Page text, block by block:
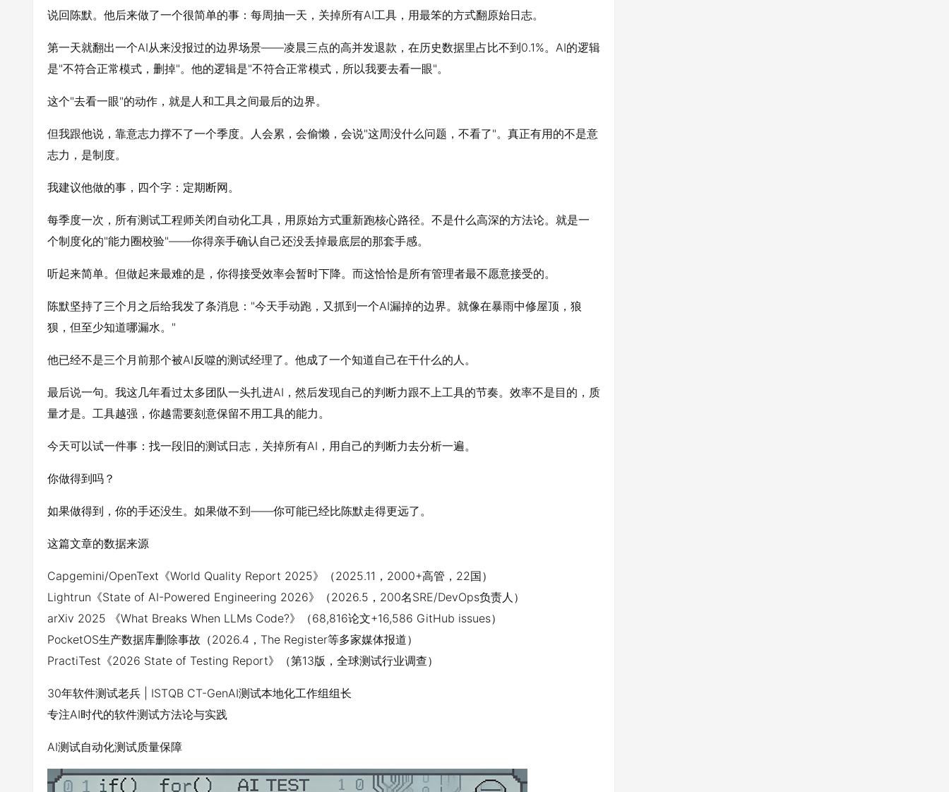
说回陈默。他后来做了一个很简单的事：每周抽一天，关掉所有AI工具，用最笨的方式翻原始日志。
第一天就翻出一个AI从来没报过的边界场景——凌晨三点的高并发退款，在历史数据里占比不到0.1%。AI的逻辑
是"不符合正常模式，删掉"。他的逻辑是"不符合正常模式，所以我要去看一眼"。
这个"去看一眼"的动作，就是人和工具之间最后的边界。
但我跟他说，靠意志力撑不了一个季度。人会累，会偷懒，会说"这周没什么问题，不看了"。真正有用的不是意
志力，是制度。
我建议他做的事，四个字：定期断网。
每季度一次，所有测试工程师关闭自动化工具，用原始方式重新跑核心路径。不是什么高深的方法论。就是一
个制度化的"能力圈校验"——你得亲手确认自己还没丢掉最底层的那套手感。
听起来简单。但做起来最难的是，你得接受效率会暂时下降。而这恰恰是所有管理者最不愿意接受的。
陈默坚持了三个月之后给我发了条消息："今天手动跑，又抓到一个AI漏掉的边界。就像在暴雨中修屋顶，狼
狈，但至少知道哪漏水。"
他已经不是三个月前那个被AI反噬的测试经理了。他成了一个知道自己在干什么的人。
最后说一句。我这几年看过太多团队一头扎进AI，然后发现自己的判断力跟不上工具的节奏。效率不是目的，质
量才是。工具越强，你越需要刻意保留不用工具的能力。
今天可以试一件事：找一段旧的测试日志，关掉所有AI，用自己的判断力去分析一遍。
你做得到吗？
如果做得到，你的手还没生。如果做不到——你可能已经比陈默走得更远了。
这篇文章的数据来源
Capgemini/OpenText《World Quality Report 2025》（2025.11，2000+高管，22国）
Lightrun《State of AI-Powered Engineering 2026》（2026.5，200名SRE/DevOps负责人）
arXiv 2025 《What Breaks When LLMs Code?》（68,816论文+16,586 GitHub issues）
PocketOS生产数据库删除事故（2026.4，The Register等多家媒体报道）
PractiTest《2026 State of Testing Report》（第13版，全球测试行业调查）
30年软件测试老兵 | ISTQB CT-GenAI测试本地化工作组组长
专注AI时代的软件测试方法论与实践
AI测试自动化测试质量保障